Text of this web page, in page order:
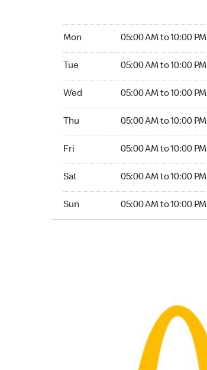
Mon 05:00 AM to 10:00 PM
Tue 05:00 AM to 10:00 PM
Wed 05:00 AM to 10:00 PM
Thu 05:00 AM to 10:00 PM
Fri 05:00 AM to 10:00 PM
Sat 05:00 AM to 10:00 PM
Sun 05:00 AM to 10:00 PM